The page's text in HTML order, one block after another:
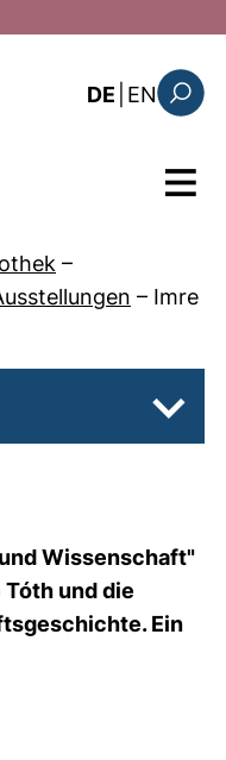
zum Inhalt
DE EN: the
Menü
–
– Imre
Wissenschaft"
Tóth und die
Ein